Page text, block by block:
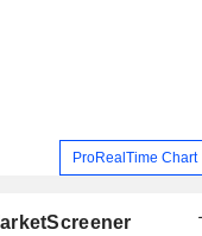
ProRealTime Chart